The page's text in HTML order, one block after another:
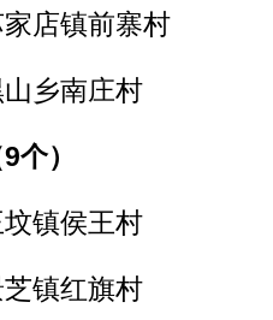
店镇前寨村
乡南庄村
个）
镇侯王村
镇红旗村